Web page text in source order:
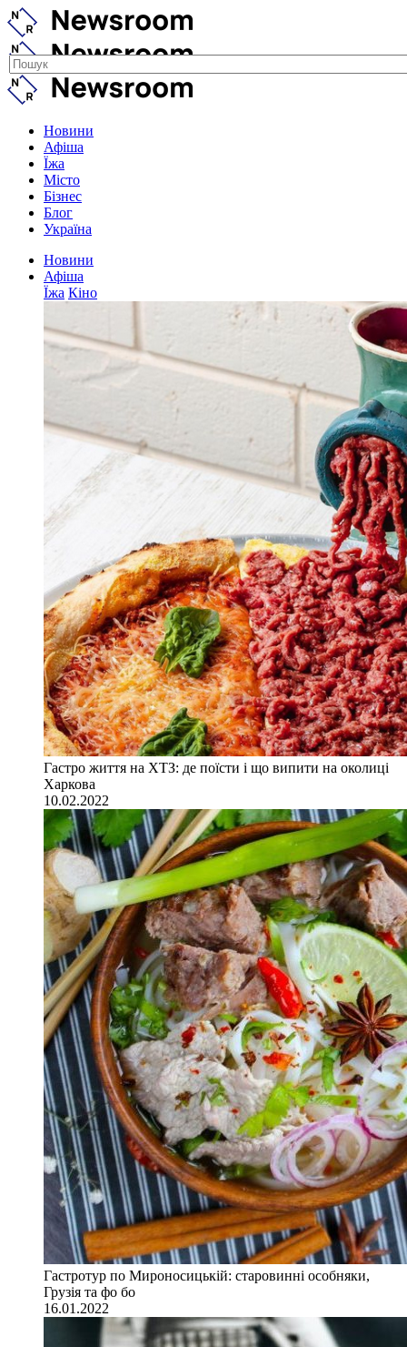
Новини
Афіша
Їжа
Місто
Бізнес
Блог
Україна
Новини
Афіша
Їжа Кіно
Гастро життя на ХТЗ: де поїсти і що випити на околиці
Харкова
10.02.2022
Гастротур по Мироносицькій: старовинні особняки,
Грузія та фо бо
16.01.2022